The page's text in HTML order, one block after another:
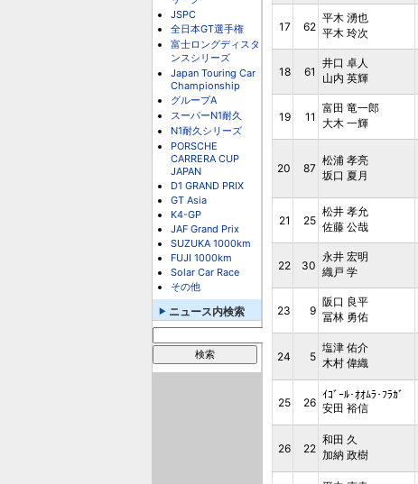
JSPC
全日本GT選手権
富士ロングディスタ
ンスシリーズ
Japan Touring Car
Championship
グループA
スーパーN1耐久
N1耐久シリーズ
PORSCHE
CARRERA CUP
JAPAN
D1 GRAND PRIX
GT Asia
K4-GP
JAF Grand Prix
SUZUKA 1000km
FUJI 1000km
Solar Car Race
その他
ニュース内検索
17 62
平木 湧也
平木 玲次
18 61
井口 卓人
山内 英輝
19 11
富田 竜一郎
大木 一輝
20 87
松浦 孝亮
坂口 夏月
21 25
松井 孝允
佐藤 公哉
22 30
永井 宏明
織戸 学
23 9
阪口 良平
冨林 勇佑
24 5
塩津 佑介
木村 偉織
25 26
ｲｺﾞｰﾙ･ｵｵﾑﾗ･ﾌﾗｶﾞ
安田 裕信
26 22
和田 久
加納 政樹